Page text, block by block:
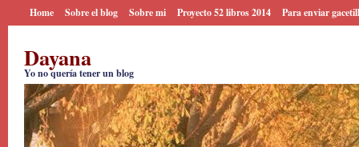
Home Sobre el blog Sobre mi Proyecto 52 libros 2014 Para enviar
Dayana
Yo no quería tener un blog